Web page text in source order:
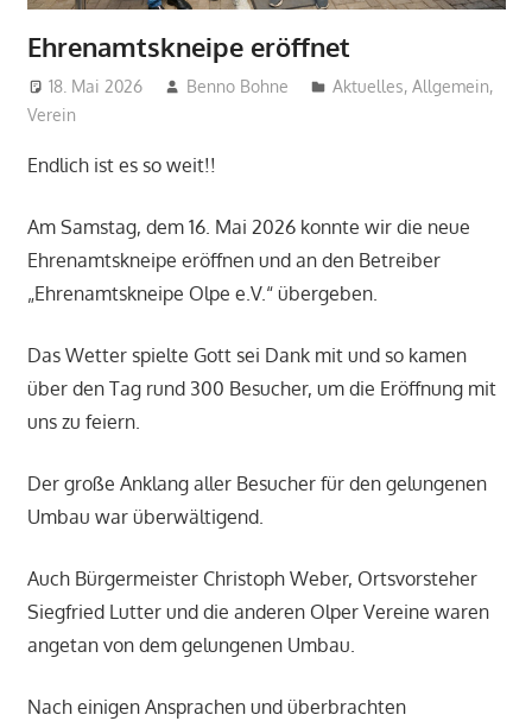
Ehrenamtskneipe eröffnet
18. Mai 2026 Benno Bohne Aktuelles,Allgemein,
Verein
Endlich ist es so weit!!
Am Samstag, dem 16. Mai 2026 konnte wir die neue
Ehrenamtskneipe eröffnen und an den Betreiber
„Ehrenamtskneipe Olpe e.V.“ übergeben.
Das Wetter spielte Gott sei Dank mit und so kamen
über den Tag rund 300 Besucher, um die Eröffnung mit
uns zu feiern.
Der große Anklang aller Besucher für den gelungenen
Umbau war überwältigend.
Auch Bürgermeister Christoph Weber, Ortsvorsteher
Siegfried Lutter und die anderen Olper Vereine waren
angetan von dem gelungenen Umbau.
Nach einigen Ansprachen und überbrachten